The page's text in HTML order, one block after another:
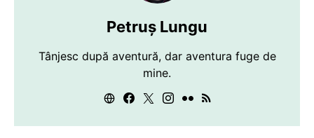
Petruș Lungu
Tânjesc după aventură, dar aventura fuge de
mine.